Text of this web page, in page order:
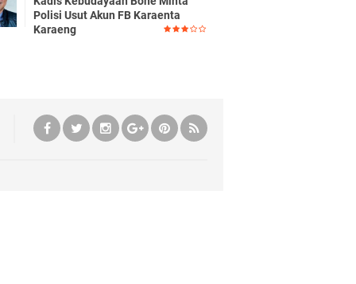
Polisi Usut Akun FB Karaenta
Karaeng